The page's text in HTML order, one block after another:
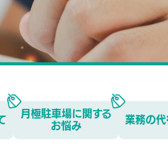
月極駐車場に関する
お悩み
業務の代